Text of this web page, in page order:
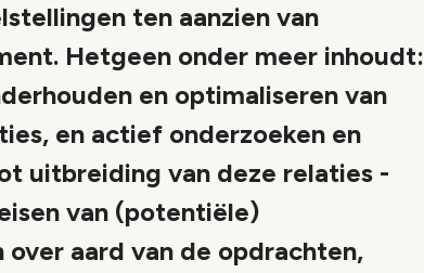
ten aanzien van
Hetgeen onder meer inhoudt:
en optimaliseren van
en actief onderzoeken en
uitbreiding van deze relaties -
van (potentiële)
aard van de opdrachten,